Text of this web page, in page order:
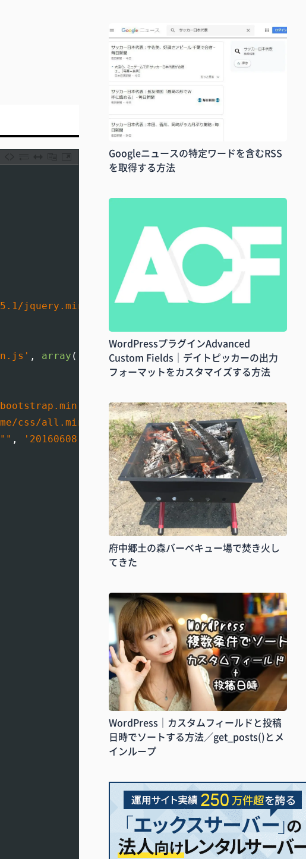
jquery.min.js' "", "20160608", false )
, array ( 'jquery' ), '20160608', true );
);
css/all.min.css');
"" , '20160608'
Googleニュースの特定ワードを含むRSS
を取得する方法
WordPressプラグインAdvanced
Custom Fields｜デイトピッカーの出力
フォーマットをカスタマイズする方法
府中郷土の森バーベキュー場で焚き火し
てきた
WordPress｜カスタムフィールドと投稿
日時でソートする方法／get_posts()とメ
インループ